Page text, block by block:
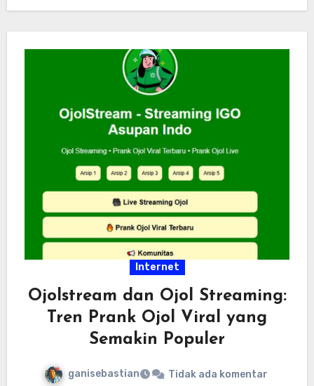
Internet
Ojolstream dan Ojol Streaming:
Tren Prank Ojol Viral yang
Semakin Populer
ganisebastian Tidak ada komentar